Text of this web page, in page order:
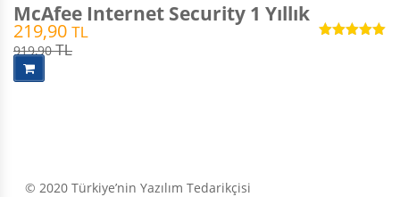
McAfee Internet Security 1 Yıllık
219,90 TL
919,90TL
© 2020 Türkiye’nin Yazılım Tedarikçisi